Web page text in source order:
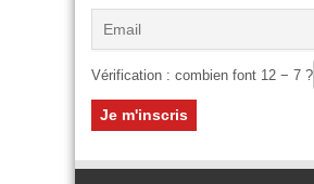
Vérification : combien font 12 − 7 ?